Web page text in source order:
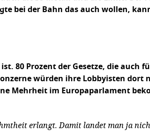
bei der Bahn das auch wollen,
80 Prozent der Gesetze, die auch
würden ihre Lobbyisten dort
Mehrheit im Europaparlament
erlangt. Damit landet man ja